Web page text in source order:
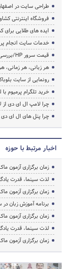
طراحی سایت در
فروشگاه اینترنتی
ایده های طلایی برای
خدمات سایت انجام
قیمت سرور HP/بررسی و خرید سرور اچ پی
هر زبانی، هر زمانی،
رونمایی از سایت
خرید تلگرام پرمیوم
چرا لامپ ال ای دی
چرا پنل های ال ای
اخبار مرتبط با حوزه
زمان برگزاری آزمون ماک
لذت سینما، قدرت
زمان برگزاری آزمون ماک
برنامه آموزش زبان در
زمان برگزاری آزمون ماک
لذت سینما، قدرت
زمان برگزاری آزمون